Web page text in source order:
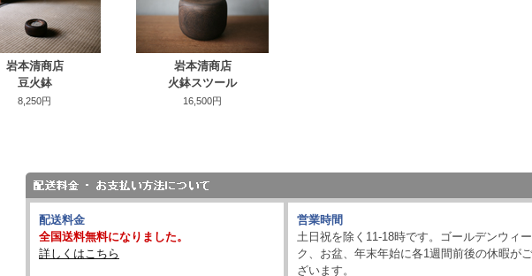
岩本清商店
豆火鉢
8,250円
岩本清商店
火鉢スツール
16,500円
配送料金
全国送料無料になりました。
詳しくはこちら
営業時間
土日祝を除く11-18時です。ゴールデンウィー
ク、お盆、年末年始に各1週間前後の休暇がご
ざいます。